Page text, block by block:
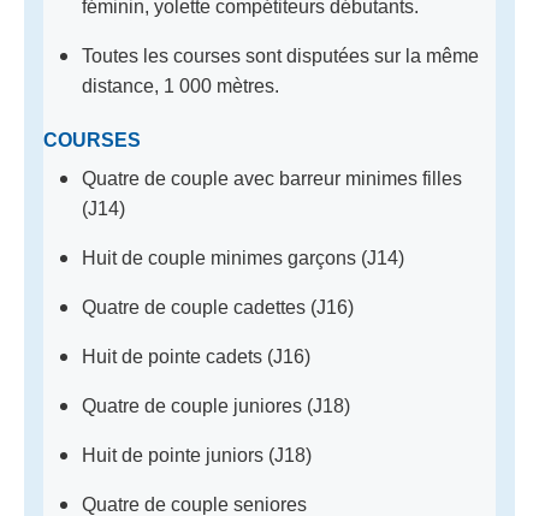
féminin, yolette compétiteurs débutants.
Toutes les courses sont disputées sur la même
distance, 1 000 mètres.
COURSES
Quatre de couple avec barreur minimes filles
(J14)
Huit de couple minimes garçons (J14)
Quatre de couple cadettes (J16)
Huit de pointe cadets (J16)
Quatre de couple juniores (J18)
Huit de pointe juniors (J18)
Quatre de couple seniores